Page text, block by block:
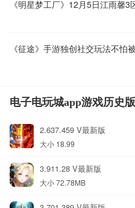
电子电玩城app游戏历史
2.637.459 V最新版
大小 18.99
3.911.28 V最新版
大小 72.78MB